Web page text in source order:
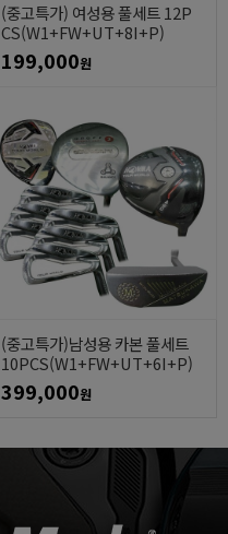
(중고특가) 여성용 풀세트 12P
CS(W1+FW+UT+8I+P)
199,000원
(중고특가)남성용 카본 풀세트
10PCS(W1+FW+UT+6I+P)
399,000원